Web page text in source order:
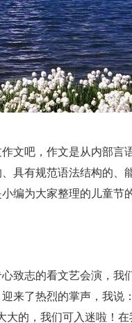
文吧，作文是从内部言
具有规范语法结构的、
编为大家整理的儿童节
致志的看文艺会演，我
来了热烈的掌声，我说
大的，我们可入迷啦！